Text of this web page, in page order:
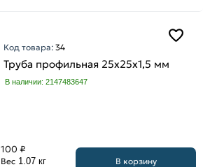
Код товара:34
Труба профильная 25х25х1,5 мм
В наличии: 2147483647
100 ₽
Вес 1.07 кг
В корзину